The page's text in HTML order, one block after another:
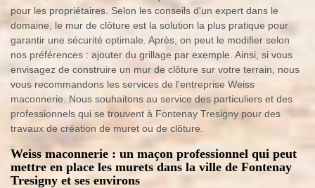
pour les propriétaires. Selon les conseils d'un expert dans le
domaine, le mur de clôture est la solution la plus pratique pour
garantir une sécurité optimale. Après, on peut le modifier selon
nos préférences : ajouter du grillage par exemple. Ainsi, si vous
envisagez de construire un mur de clôture sur votre terrain, nous
vous recommandons les services de l'entreprise Weiss
maconnerie. Nous souhaitons au service des particuliers et des
professionnels qui se trouvent à Fontenay Tresigny pour des
travaux de création de muret ou de clôture.
Weiss maconnerie : un maçon professionnel qui peut
mettre en place les murets dans la ville de Fontenay
Tresigny et ses environs